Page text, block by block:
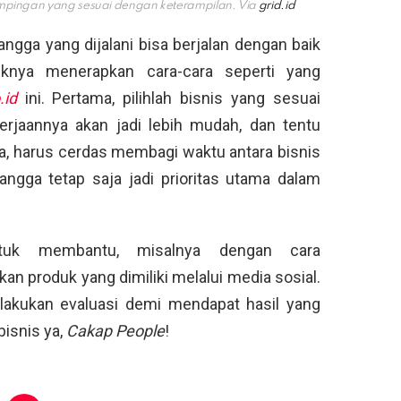
yang sesuai dengan keterampilan. Via grid.id
yang dijalani bisa berjalan dengan baik
menerapkan cara-cara seperti yang
ini. Pertama, pilihlah bisnis yang sesuai
akan jadi lebih mudah, dan tentu
harus cerdas membagi waktu antara bisnis
tetap saja jadi prioritas utama dalam
membantu, misalnya dengan cara
produk yang dimiliki melalui media sosial.
evaluasi demi mendapat hasil yang
ya, Cakap People!